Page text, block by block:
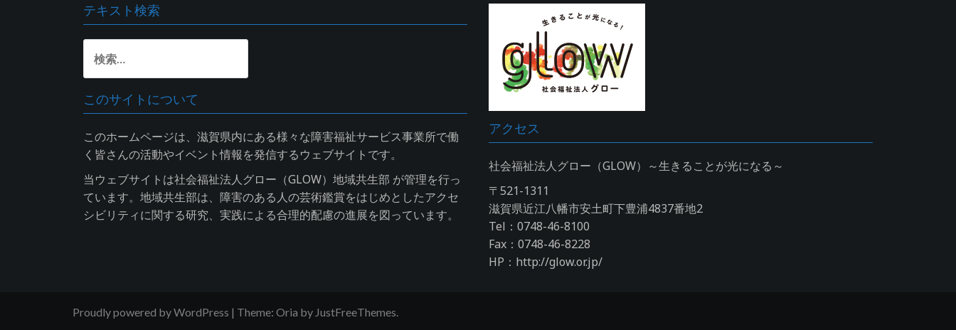
k
p
テキスト検索
索:
このサイトについて
このホームページは、滋賀県内にある様々な障害福祉サービス事業所で働
く皆さんの活動やイベント情報を発信するウェブサイトです。
当ウェブサイトは社会福祉法人グロー（GLOW）地域共生部 が管理を行っ
ています。地域共生部は、障害のある人の芸術鑑賞をはじめとしたアクセ
シビリティに関する研究、実践による合理的配慮の進展を図っています。
アクセス
社会福祉法人グロー（GLOW）～生きることが光になる～
〒521-1311
滋賀県近江八幡市安土町下豊浦4837番地2
Tel：0748-46-8100
Fax：0748-46-8228
HP：http://glow.or.jp/
Proudly powered by WordPress | Theme: Oria by JustFreeThemes.